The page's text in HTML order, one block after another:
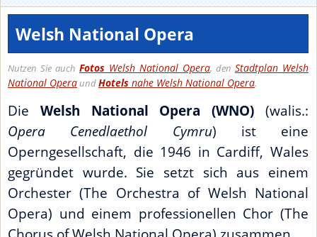
Welsh National Opera
Nutzen Sie auch Fotos Welsh National Opera, den Stadtplan Welsh
National OperaundHotels nahe Welsh National Opera.
Die Welsh National Opera (WNO) (walis.:
Opera Cenedlaethol Cymru) ist eine
Operngesellschaft, die 1946 in Cardiff, Wales
gegründet wurde. Sie setzt sich aus einem
Orchester (The Orchestra of Welsh National
Opera) und einem professionellen Chor (The